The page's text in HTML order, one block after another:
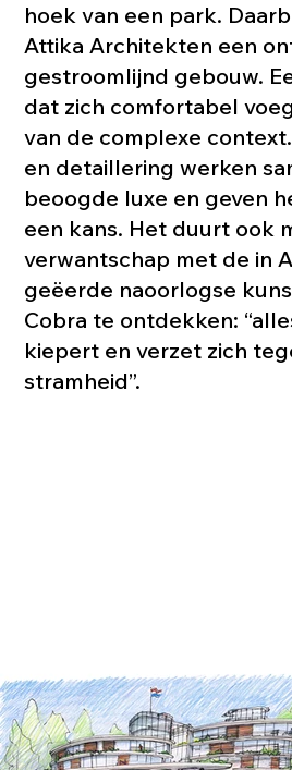
hoek van een park.
Attika Architekten een
gestroomlijnd gebouw.
dat zich comfortabel
van de complexe
en detaillering werken
beoogde luxe en geven
een kans. Het duurt ook
verwantschap met de in
geëerde naoorlogse
Cobra te ontdekken:
kiepert en verzet zich
stramheid”.